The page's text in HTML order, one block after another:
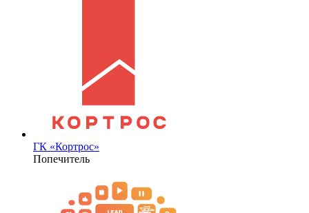
ГК «Кортрос»
Попечитель